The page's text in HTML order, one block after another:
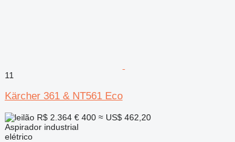
11
Kärcher 361 & NT561 Eco
R$ 2.364 € 400 ≈ US$ 462,20
Aspirador industrial
elétrico